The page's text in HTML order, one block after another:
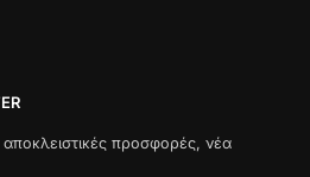
προσφορές, νέα